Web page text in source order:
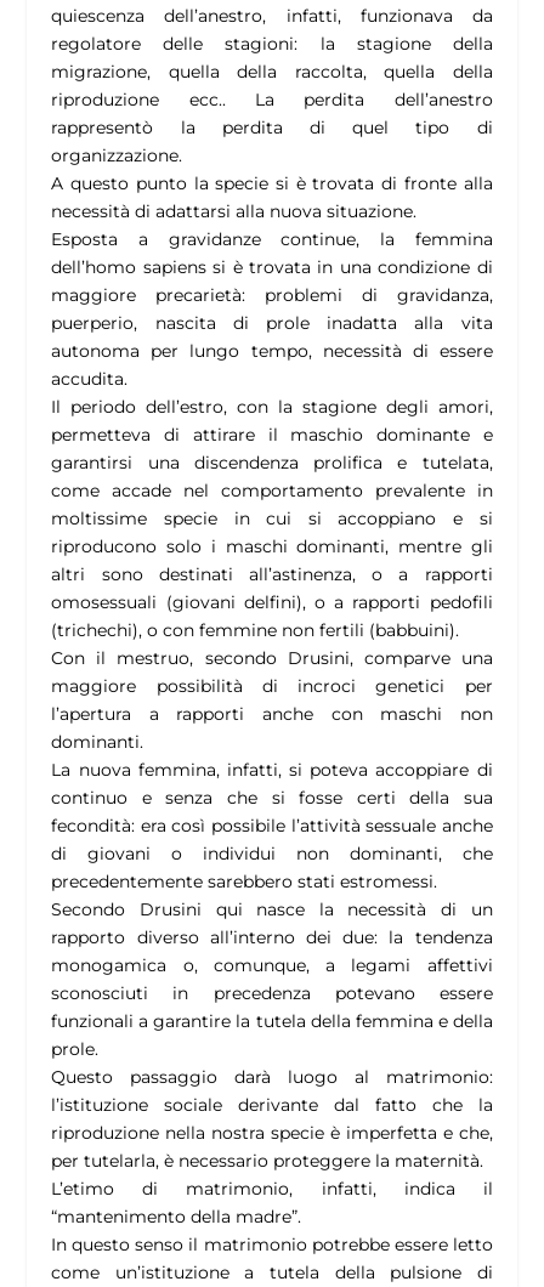
quiescenza dell’anestro, infatti, funzionava da
regolatore delle stagioni: la stagione della
migrazione, quella della raccolta, quella della
riproduzione ecc.. La perdita dell’anestro
rappresentò la perdita di quel tipo di
organizzazione.
A questo punto la specie si è trovata di fronte alla
necessità di adattarsi alla nuova situazione.
Esposta a gravidanze continue, la femmina
dell’homo sapiens si è trovata in una condizione di
maggiore precarietà: problemi di gravidanza,
puerperio, nascita di prole inadatta alla vita
autonoma per lungo tempo, necessità di essere
accudita.
Il periodo dell’estro, con la stagione degli amori,
permetteva di attirare il maschio dominante e
garantirsi una discendenza prolifica e tutelata,
come accade nel comportamento prevalente in
moltissime specie in cui si accoppiano e si
riproducono solo i maschi dominanti, mentre gli
altri sono destinati all’astinenza, o a rapporti
omosessuali (giovani delfini), o a rapporti pedofili
(trichechi), o con femmine non fertili (babbuini).
Con il mestruo, secondo Drusini, comparve una
maggiore possibilità di incroci genetici per
l’apertura a rapporti anche con maschi non
dominanti.
La nuova femmina, infatti, si poteva accoppiare di
continuo e senza che si fosse certi della sua
fecondità: era così possibile l’attività sessuale anche
di giovani o individui non dominanti, che
precedentemente sarebbero stati estromessi.
Secondo Drusini qui nasce la necessità di un
rapporto diverso all’interno dei due: la tendenza
monogamica o, comunque, a legami affettivi
sconosciuti in precedenza potevano essere
funzionali a garantire la tutela della femmina e della
prole.
Questo passaggio darà luogo al matrimonio:
l’istituzione sociale derivante dal fatto che la
riproduzione nella nostra specie è imperfetta e che,
per tutelarla, è necessario proteggere la maternità.
L’etimo di matrimonio, infatti, indica il
“mantenimento della madre”.
In questo senso il matrimonio potrebbe essere letto
come un’istituzione a tutela della pulsione di